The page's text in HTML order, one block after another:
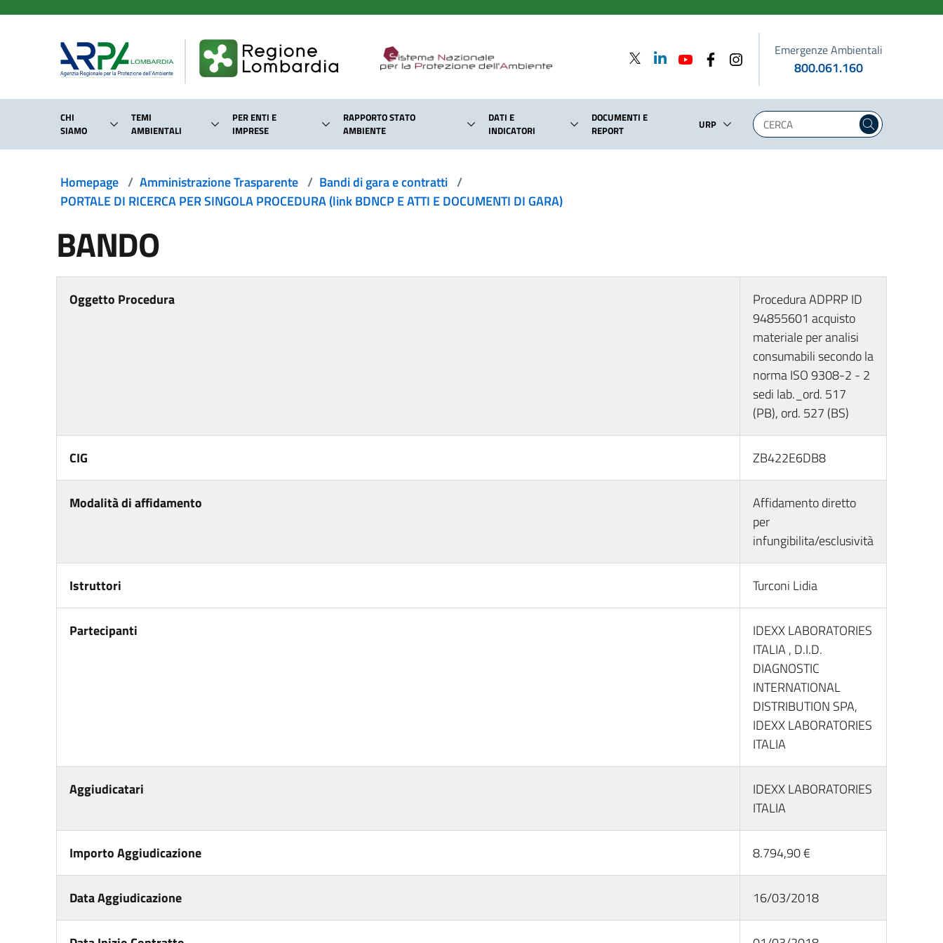
Emergenze Ambientali
800.061.160
CHI
SIAMO
TEMI
AMBIENTALI
PER ENTI E
IMPRESE
RAPPORTO STATO
AMBIENTE
DATI E
INDICATORI
DOCUMENTI E
REPORT
URP
Homepage / Amministrazione Trasparente / Bandi di gara e contratti /
PORTALE DI RICERCA PER SINGOLA PROCEDURA (link BDNCP E ATTI E DOCUMENTI DI GARA)
BANDO
Oggetto Procedura
Procedura ADPRP ID
94855601 acquisto
materiale per analisi
consumabili secondo la
norma ISO 9308-2 - 2
sedi lab._ord. 517
(PB), ord. 527 (BS)
CIG ZB422E6DB8
Modalità di affidamento
Affidamento diretto
per
infungibilita/esclusività
Istruttori Turconi Lidia
Partecipanti
IDEXX LABORATORIES
ITALIA , D.I.D.
DIAGNOSTIC
INTERNATIONAL
DISTRIBUTION SPA,
IDEXX LABORATORIES
ITALIA
Aggiudicatari
IDEXX LABORATORIES
ITALIA
Importo Aggiudicazione 8.794,90 €
Data Aggiudicazione 16/03/2018